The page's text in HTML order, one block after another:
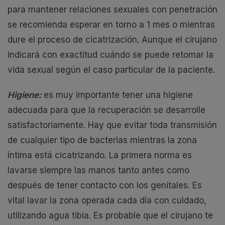
para mantener relaciones sexuales con penetración
se recomienda esperar en torno a 1 mes o mientras
dure el proceso de cicatrización. Aunque el cirujano
indicará con exactitud cuándo se puede retomar la
vida sexual según el caso particular de la paciente.
Higiene:es muy importante tener una higiene
adecuada para que la recuperación se desarrolle
satisfactoriamente. Hay que evitar toda transmisión
de cualquier tipo de bacterias mientras la zona
íntima está cicatrizando. La primera norma es
lavarse siempre las manos tanto antes como
después de tener contacto con los genitales. Es
vital lavar la zona operada cada día con cuidado,
utilizando agua tibia. Es probable que el cirujano te